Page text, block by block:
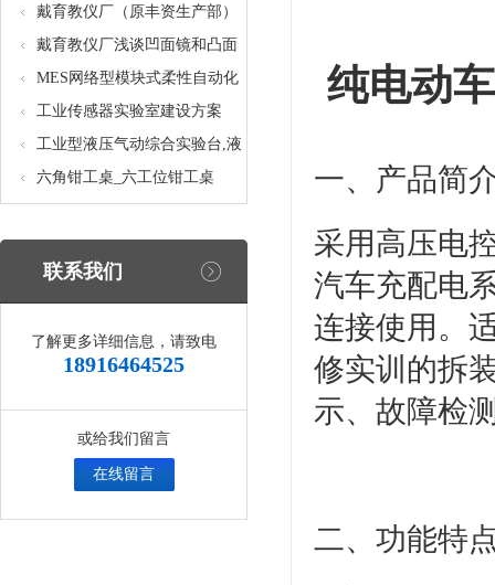
核设备
统_光机电一体化高速分拣实验
实训设备
戴育教仪厂（原丰资生产部）
助力春季高教仪器展
戴育教仪厂浅谈凹面镜和凸面
镜的区别之处
MES网络型模块式柔性自动化
生产线实验系统(八站)_模块柔
性自动化生产线教学实训设备
工业传感器实验室建设方案
工业型液压气动综合实验台,液
压气动综合实训台
六角钳工桌_六工位钳工桌
联系我们
了解更多详细信息，请致电
18916464525
或给我们留言
在线留言
纯电动
一、产品简
采用高压电
汽车充配电
连接使用。
修实训的拆
示、故障检
二、功能特